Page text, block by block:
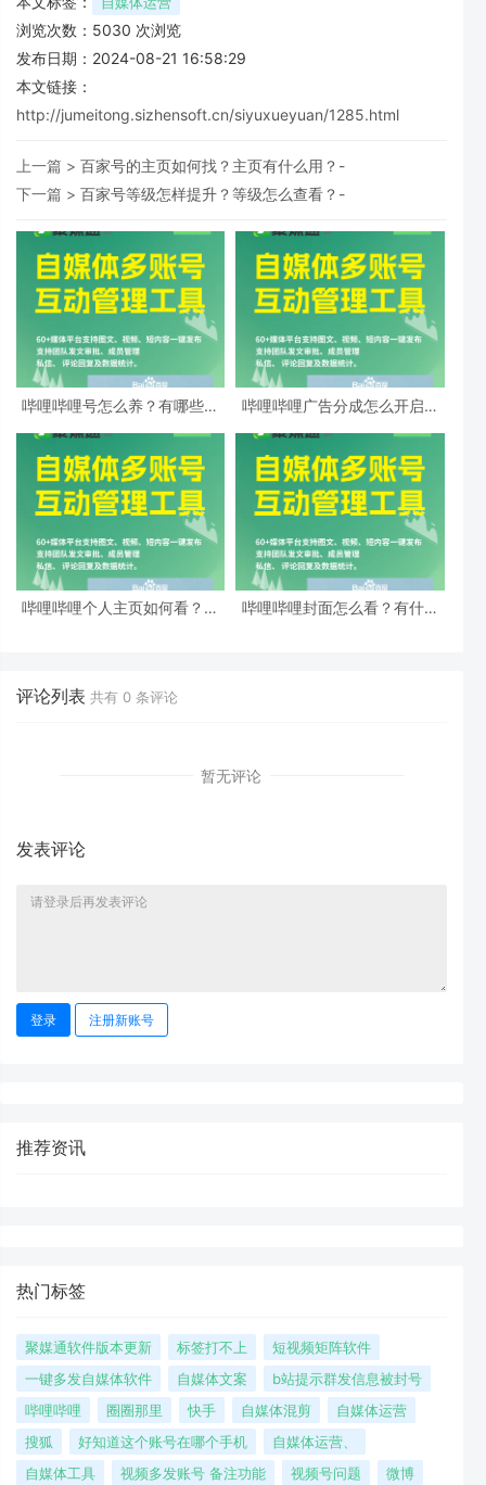
浏览次数： 5030 次浏览
发布日期：2024-08-21 16:58:29
本文链接：
http://jumeitong.sizhensoft.cn/siyuxueyuan/1285.html
上一篇 > 百家号的主页如何找？主页有什么用？-
下一篇 > 百家号等级怎样提升？等级怎么查看？-
哔哩哔哩号怎么养？有哪些策
哔哩哔哩广告分成怎么开启？
哔哩哔哩个人主页如何看？个
哔哩哔哩封面怎么看？有什么
评论列表 共有 0 条评论
暂无评论
发表评论
登录 注册新账号
推荐资讯
热门标签
聚媒通软件版本更新 标签打不上
短视频矩阵软件
一键多发自媒体软件
自媒体文案
b站提示群发信息被封号
哔哩哔哩
圈圈那里 快手 自媒体混剪
自媒体运营
搜狐
好知道这个账号在哪个手机
自媒体运营、
自媒体工具
视频多发账号 备注功能 视频号问题
微博